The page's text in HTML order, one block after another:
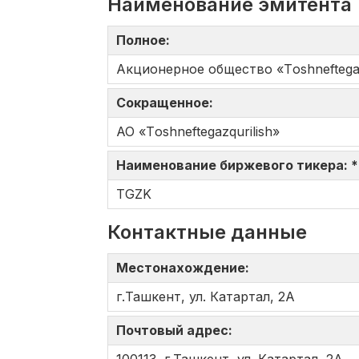
Полное:
Акционерное общество
Сокращенное:
АО «Tоshneftеgazqurilish»
Наименование биржевого тикера: *
TGZK
Контактные данные
Местонахождение:
г.Ташкент, ул. Катартал, 2А
Почтовый адрес: